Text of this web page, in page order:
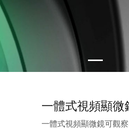
一體式視頻顯微
一體式視頻顯微鏡可觀